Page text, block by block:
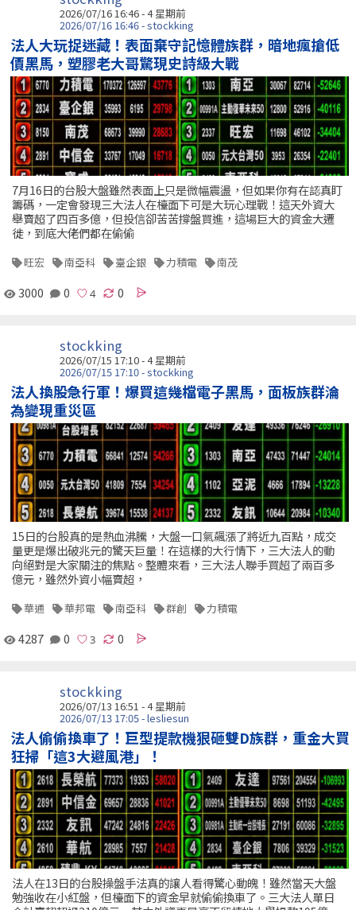
2026/07/16 16:46 - 4 星期前
2026/07/16 16:46 - stockking
法人大玩捉迷藏！表面棄守記憶體族群，暗地瘋搶低
價黑馬，塑膠老大哥驚現史詩級大戰
7月16日的台股大盤雖然表面上只是微幅震盪，但如果你有在認真盯
籌碼，一定會發現三大法人在檯面下可是大玩心理戰！這天外資大
舉賣超了四百多億，但投信卻苦苦撐盤買進，這場巨大的資金大遷
徙，到底大佬們都在偷偷
旺宏 南亞科 臺企銀 力積電 南茂
3000 0 0
stockking
2026/07/15 17:10 - 4 星期前
2026/07/15 17:10 - stockking
法人換股急行軍！爆買這幾檔電子黑馬，面板族群淪
為變現重災區
15日的台股真的是熱血沸騰，大盤一口氣飆漲了將近九百點，成交
量更是爆出破兆元的驚天巨量！在這樣的大行情下，三大法人的動
向絕對是大家關注的焦點。整體來看，三大法人聯手買超了兩百多
億元，雖然外資小幅賣超，
華通 華邦電 南亞科 群創 力積電
4287 0 0
stockking
2026/07/13 16:51 - 4 星期前
2026/07/13 17:05 - lesliesun
法人偷偷換車了！巨型提款機狠砸雙D族群，重金大買
狂掃「這3大避風港」！
法人在13日的台股操盤手法真的讓人看得驚心動魄！雖然當天大盤
勉強收在小紅盤，但檯面下的資金早就偷偷換車了。三大法人單日